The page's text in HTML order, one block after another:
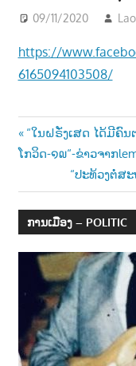
ະ
ມູ
ນ
າ
ວ
ສ
09/11/2020
https://
6165094103508/
Post
navigation
Previous
Post:
“ໃນຝຣັ່ງເສດ ໄດ້ມີຄົ
ໂກວິດ-໑໙“-ຂ່າວຈາກ
Next
Post:
“ປະທ້ວງຕໍ່ສ
ການເມືອງ – POLITIC